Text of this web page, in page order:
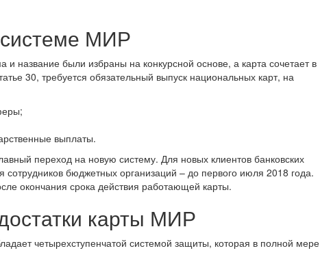
МИР
название были избраны на конкурсной основе, а карта сочетает в
30, требуется обязательный выпуск национальных карт, на
выплаты.
переход на новую систему. Для новых клиентов банковских
сотрудников бюджетных организаций – до первого июля 2018 года.
окончания срока действия работающей карты.
карты МИР
четырехступенчатой системой защиты, которая в полной мере